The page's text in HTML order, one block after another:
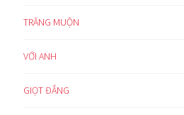
TRĂNG MUỘN
VỚI ANH
GIỌT ĐẮNG